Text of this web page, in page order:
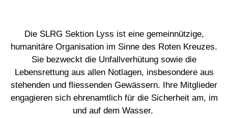
Die SLRG Sektion Lyss ist eine gemeinnützige,
humanitäre Organisation im Sinne des Roten Kreuzes.
Sie bezweckt die Unfallverhütung sowie die
Lebensrettung aus allen Notlagen, insbesondere aus
stehenden und fliessenden Gewässern. Ihre Mitglieder
engagieren sich ehrenamtlich für die Sicherheit am, im
und auf dem Wasser.